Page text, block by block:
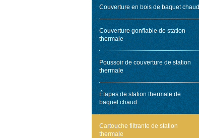
Couverture en bois de baquet chaud
Couverture gonflable de station
thermale
Poussoir de couverture de station
thermale
Étapes de station thermale de
baquet chaud
Cartouche filtrante de station
thermale